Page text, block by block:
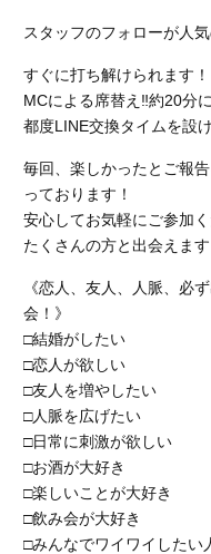
スタッフのフォローが人気
すぐに打ち解けられます！
MCによる席替え‼︎約20分
都度LINE交換タイムを設け
毎回、楽しかったとご報
っております！
安心してお気軽にご参加
たくさんの方と出会えます
《恋人、友人、人脈、必
会！》
□結婚がしたい
□恋人が欲しい
□友人を増やしたい
□人脈を広げたい
□日常に刺激が欲しい
□お酒が大好き
□楽しいことが大好き
□飲み会が大好き
□みんなでワイワイしたい